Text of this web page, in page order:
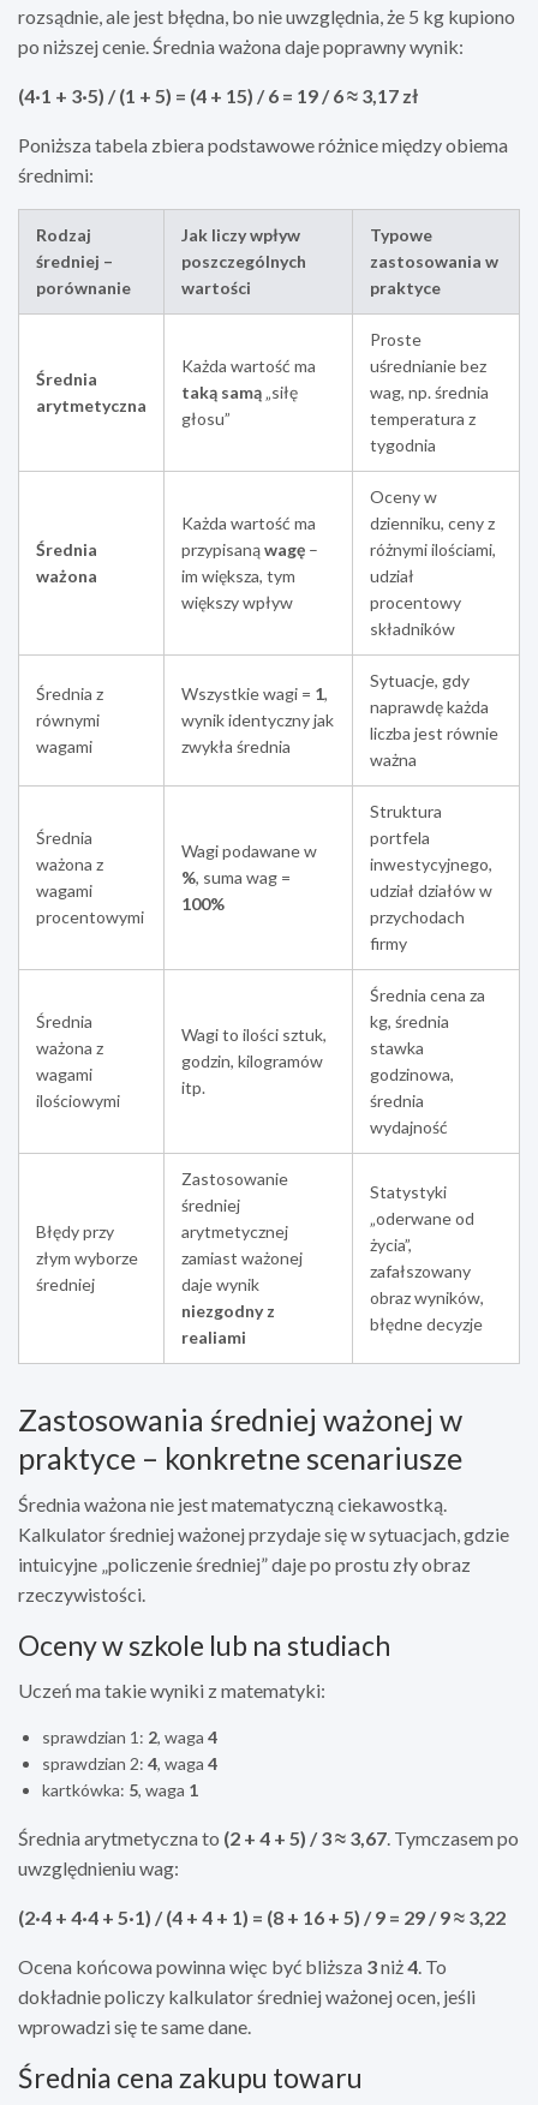
rozsądnie, ale jest błędna, bo nie uwzględnia, że 5 kg kupiono
po niższej cenie. Średnia ważona daje poprawny wynik:
(4·1 + 3·5) / (1 + 5) = (4 + 15) / 6 = 19 / 6 ≈ 3,17 zł
Poniższa tabela zbiera podstawowe różnice między obiema
średnimi:
Rodzaj
średniej –
porównanie
Jak liczy wpływ
poszczególnych
wartości
Typowe
zastosowania w
praktyce
Średnia
arytmetyczna
Każda wartość ma
taką samą „siłę
głosu”
Proste
uśrednianie bez
wag, np. średnia
temperatura z
tygodnia
Średnia
ważona
Każda wartość ma
przypisanąwagę –
im większa, tym
większy wpływ
Oceny w
dzienniku, ceny z
różnymi ilościami,
udział
procentowy
składników
Średnia z
równymi
wagami
Wszystkie wagi = 1,
wynik identyczny jak
zwykła średnia
Sytuacje, gdy
naprawdę każda
liczba jest równie
ważna
Średnia
ważona z
wagami
procentowymi
Wagi podawane w
%, suma wag =
100%
Struktura
portfela
inwestycyjnego,
udział działów w
przychodach
firmy
Średnia
ważona z
wagami
ilościowymi
Wagi to ilości sztuk,
godzin, kilogramów
itp.
Średnia cena za
kg, średnia
stawka
godzinowa,
średnia
wydajność
Błędy przy
złym wyborze
średniej
Zastosowanie
średniej
arytmetycznej
zamiast ważonej
daje wynik
niezgodny z
realiami
Statystyki
„oderwane od
życia”,
zafałszowany
obraz wyników,
błędne decyzje
Zastosowania średniej ważonej w
praktyce – konkretne scenariusze
Średnia ważona nie jest matematyczną ciekawostką.
Kalkulator średniej ważonej przydaje się w sytuacjach, gdzie
intuicyjne „policzenie średniej” daje po prostu zły obraz
rzeczywistości.
Oceny w szkole lub na studiach
Uczeń ma takie wyniki z matematyki:
sprawdzian 1: 2, waga 4
sprawdzian 2: 4, waga 4
kartkówka: 5, waga 1
Średnia arytmetyczna to (2 + 4 + 5) / 3 ≈ 3,67. Tymczasem po
uwzględnieniu wag:
(2·4 + 4·4 + 5·1) / (4 + 4 + 1) = (8 + 16 + 5) / 9 = 29 / 9 ≈ 3,22
Ocena końcowa powinna więc być bliższa 3niż4. To
dokładnie policzy kalkulator średniej ważonej ocen, jeśli
wprowadzi się te same dane.
Średnia cena zakupu towaru